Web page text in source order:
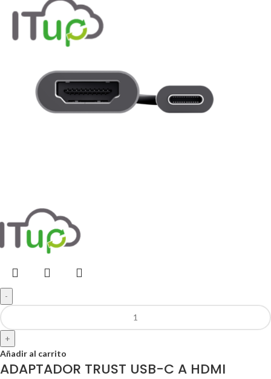
-
+
Añadir al carrito
ADAPTADOR TRUST USB-C A HDMI